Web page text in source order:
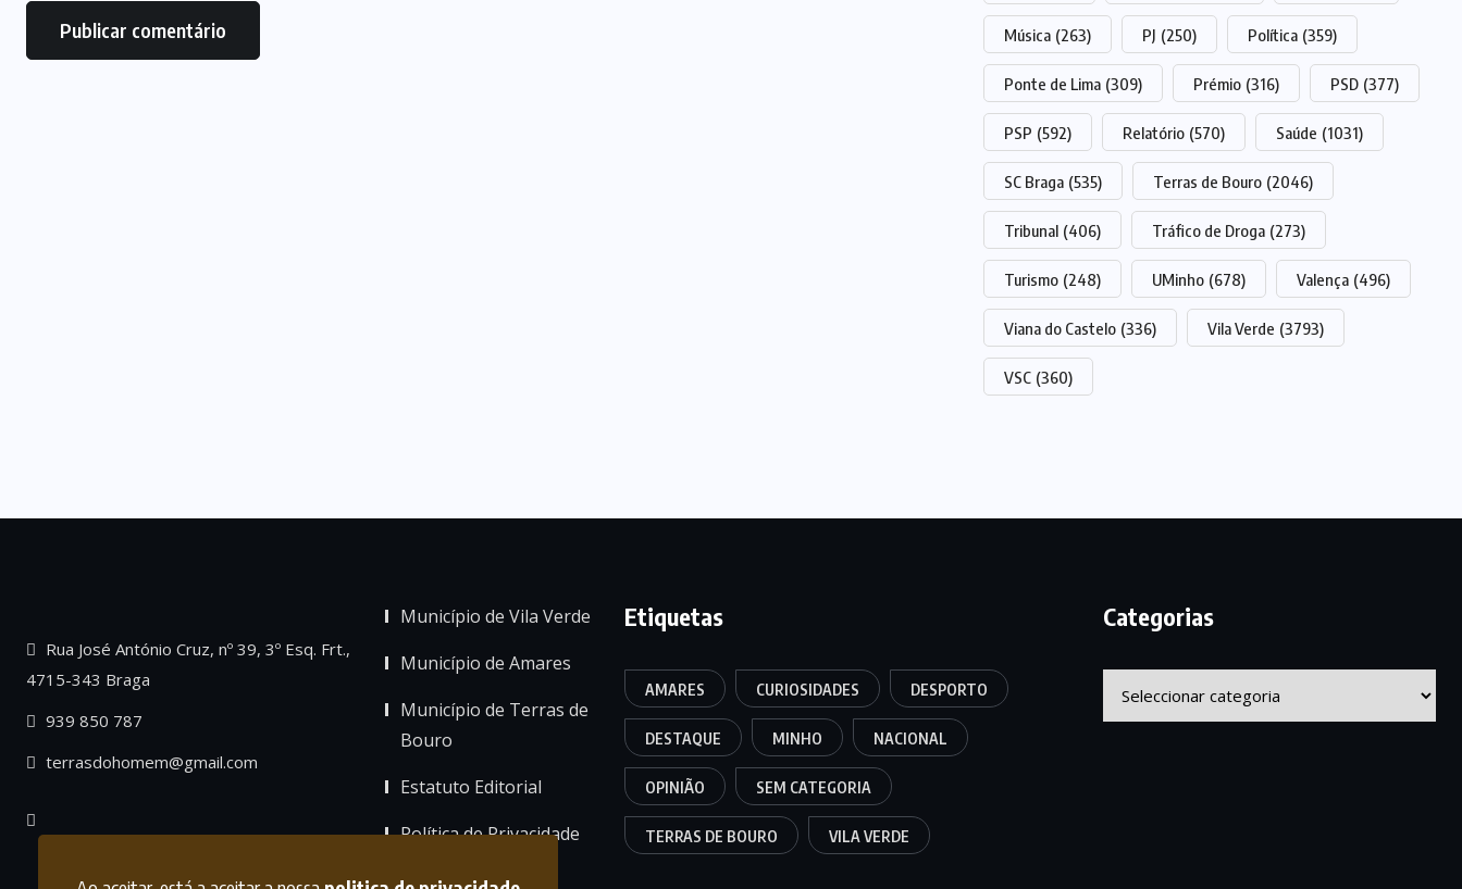
Música (263) PJ (250) Política (359)
Ponte de Lima (309) Prémio (316) PSD (377)
PSP (592) Relatório (570) Saúde (1031)
SC Braga (535) Terras de Bouro (2046)
Tribunal (406) Tráfico de Droga (273)
Turismo (248) UMinho (678) Valença (496)
Viana do Castelo (336) Vila Verde (3793)
VSC (360)
Rua José António Cruz, nº 39, 3º Esq. Frt.,
4715-343 Braga
939 850 787
terrasdohomem@gmail.com
Município de Vila Verde
Município de Amares
Município de Terras de
Bouro
Estatuto Editorial
Política de Privacidade
Etiquetas
AMARES CURIOSIDADES DESPORTO
DESTAQUE MINHO NACIONAL
OPINIÃO SEM CATEGORIA
TERRAS DE BOURO VILA VERDE
Categorias